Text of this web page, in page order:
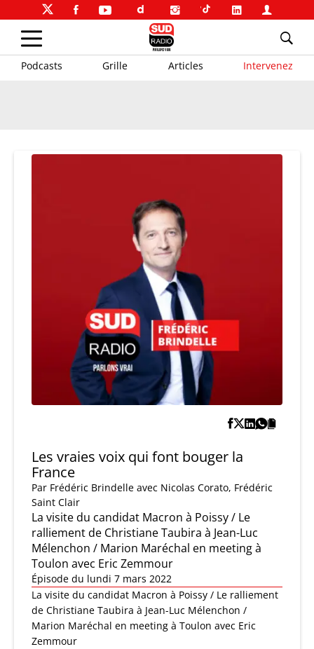
Podcasts Grille Articles Intervenez
Les vraies voix qui font bouger la
France
Par Frédéric Brindelle avec Nicolas Corato, Frédéric
Saint Clair
La visite du candidat Macron à Poissy / Le
ralliement de Christiane Taubira à Jean-Luc
Mélenchon / Marion Maréchal en meeting à
Toulon avec Eric Zemmour
Épisode du lundi 7 mars 2022
La visite du candidat Macron à Poissy / Le ralliement
de Christiane Taubira à Jean-Luc Mélenchon /
Marion Maréchal en meeting à Toulon avec Eric
Zemmour